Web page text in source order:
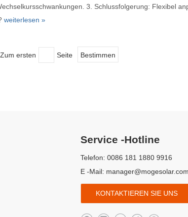
3. Schlussfolgerung: Flexibel
weiterlesen »
ersten Seite Bestimmen
Service -Hotline
Telefon: 0086 181 1880 9916
E -Mail: manager@mogesolar.com
KONTAKTIEREN SIE UNS